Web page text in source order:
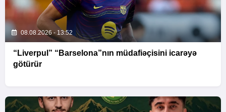
08.08.2026 - 13:52
“Liverpul” “Barselona”nın müdafiəçisini icarəyə
götürür